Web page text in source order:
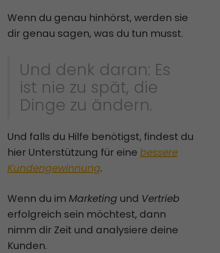
Wenn du genau hinhörst, werden sie
dir genau sagen, was du tun musst.
Und denk daran: Es
ist nie zu spät, die
Dinge zu ändern.
Und falls du Hilfe benötigst, findest du
hier Unterstützung für eine bessere
Kundengewinnung.
Wenn du im Marketing und Vertrieb
erfolgreich sein möchtest, dann
nimm dir Zeit und analysiere deine
Kunden.